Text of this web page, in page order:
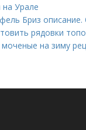
Урале
Бриз описание.
рядовки
на зиму